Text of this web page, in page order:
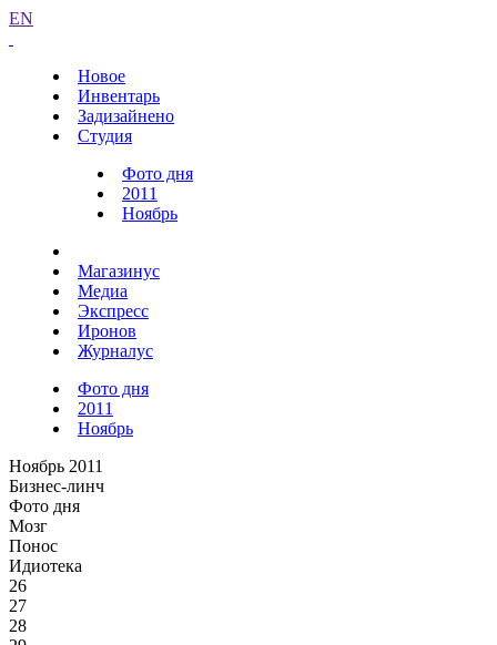
EN
Новое
Инвентарь
Задизайнено
Студия
Фото дня
2011
Ноябрь
Магазинус
Медиа
Экспресс
Иронов
Журналус
Фото дня
2011
Ноябрь
Ноябрь 2011
Бизнес-линч
Фото дня
Мозг
Понос
Идиотека
26
27
28